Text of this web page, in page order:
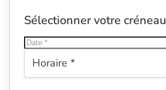
Sélectionner votre créneau